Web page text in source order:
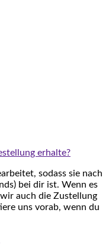
erhalte?
sodass sie nach
bei dir ist. Wenn es
auch die Zustellung
uns vorab, wenn du